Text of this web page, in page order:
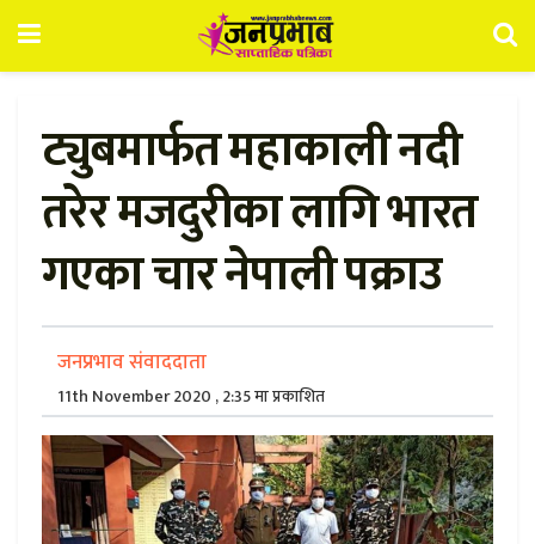
ट्युबमार्फत महाकाली नदी
तरेर मजदुरीका लागि भारत
गएका चार नेपाली पक्राउ
जनप्रभाव संवाददाता
11th November 2020 , 2:35 मा प्रकाशित